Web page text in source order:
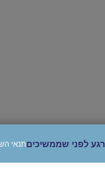
רגע לפני שממשיכיםתנאי